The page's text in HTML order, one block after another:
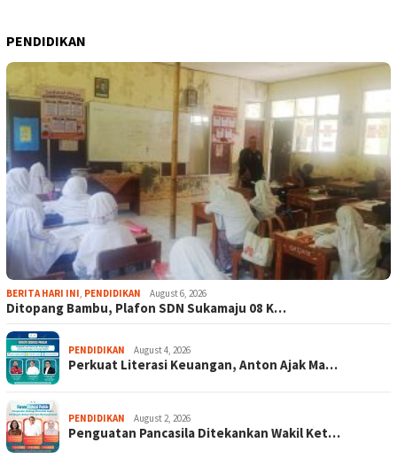
PENDIDIKAN
BERITA HARI INI, PENDIDIKAN August 6, 2026
Ditopang Bambu, Plafon SDN Sukamaju 08 K…
PENDIDIKAN August 4, 2026
Perkuat Literasi Keuangan, Anton Ajak Ma…
PENDIDIKAN August 2, 2026
Penguatan Pancasila Ditekankan Wakil Ket…